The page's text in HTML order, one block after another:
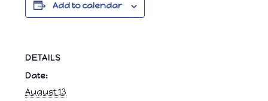
Add to calendar
DETAILS
Date:
August 13